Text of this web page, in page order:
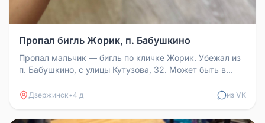
Пропал бигль Жорик, п. Бабушкино
Пропал мальчик — бигль по кличке Жорик. Убежал из
п. Бабушкино, с улицы Кутузова, 32. Может быть в
Дзержинск•4 д из VK